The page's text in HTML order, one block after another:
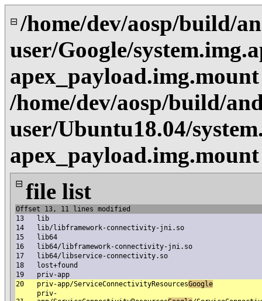
⊟ /home/dev/aosp/build/
user/Google/
apex_payload.img.mount
/home/dev/aosp/build/
user/Ubuntu18.04/
apex_payload.img.mount
⊟ file list
Offset 13, 11 lines modified
13
lib
14
lib/libframework-connectivity-jni.so
15
lib64
16
lib64/libframework-connectivity-jni.so
17
lib64/libservice-connectivity.so
18
lost+found
19
priv-app
20
priv-app/ServiceConnectivityResourcesGoogle
priv-